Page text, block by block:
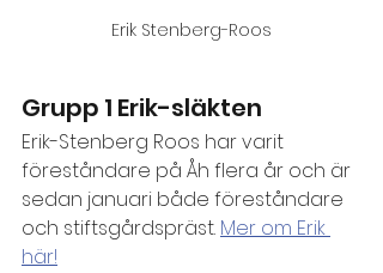
Erik Stenberg-Roos
Grupp 1 Erik-släkten
Erik-Stenberg Roos har varit
föreståndare på Åh flera år och är
sedan januari både föreståndare
och stiftsgårdspräst. Mer om Erik
här!